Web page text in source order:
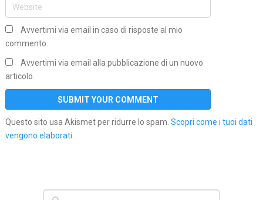
Avvertimi via email in caso di risposte al mio
commento.
Avvertimi via email alla pubblicazione di un nuovo
articolo.
Questo sito usa Akismet per ridurre lo spam. Scopri come i tuoi dati
vengono elaborati.